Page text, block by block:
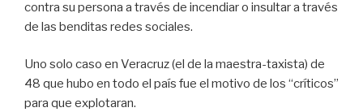
contra su persona a través de incendiar o insultar a través
de las benditas redes sociales.
Uno solo caso en Veracruz (el de la maestra-taxista) de
48 que hubo en todo el país fue el motivo de los “críticos”
para que explotaran.